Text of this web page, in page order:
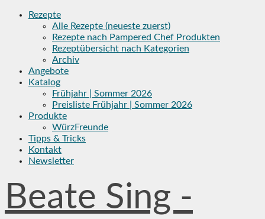
Skip
Rezepte
Alle Rezepte (neueste zuerst)
Rezepte nach Pampered Chef Produkten
Rezeptübersicht nach Kategorien
Archiv
Angebote
Katalog
Frühjahr | Sommer 2026
Preisliste Frühjahr | Sommer 2026
Produkte
WürzFreunde
Tipps & Tricks
Kontakt
Newsletter
Beate Sing -